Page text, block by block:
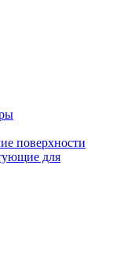
поверхности
для